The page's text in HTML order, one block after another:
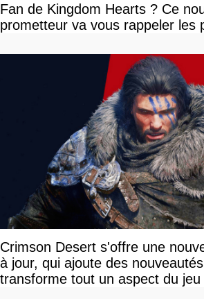
Fan de Kingdom Hearts ? Ce
prometteur va vous rappeler les
Crimson Desert s'offre une
à jour, qui ajoute des
transforme tout un aspect du jeu